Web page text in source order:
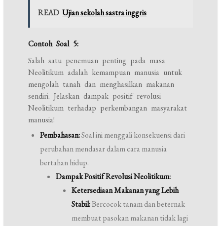
READ Ujian sekolah sastra inggris
Contoh Soal 5:
Salah satu penemuan penting pada masa
Neolitikum adalah kemampuan manusia untuk
mengolah tanah dan menghasilkan makanan
sendiri. Jelaskan dampak positif revolusi
Neolitikum terhadap perkembangan masyarakat
manusia!
Pembahasan:Soal ini menggali konsekuensi dari
perubahan mendasar dalam cara manusia
bertahan hidup.
Dampak Positif Revolusi Neolitikum:
Ketersediaan Makanan yang Lebih
Stabil:Bercocok tanam dan beternak
membuat pasokan makanan tidak lagi